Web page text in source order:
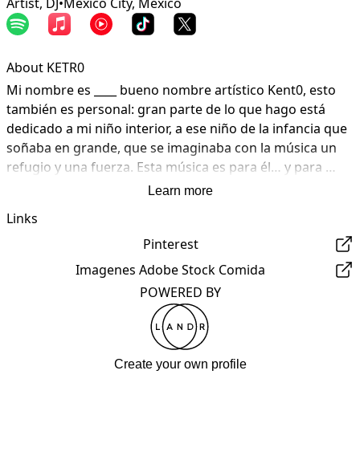
About KETR0
Mi nombre es ____ bueno nombre artístico Kent0, esto
también es personal: gran parte de lo que hago está
dedicado a mi niño interior, a ese niño de la infancia que
soñaba en grande, que se imaginaba con la música un
refugio y una fuerza. Esta música es para él… y para
cualquiera que alguna vez sintió que la música lo salvó,
De verdad espero que te guste lo que viene. Gracias por
escuchar, por apoyar, y por ser parte de este camino.
Esto apenas empieza.
Learn more
Links
Pinterest
Imagenes Adobe Stock Comida
POWERED BY
Create your own profile